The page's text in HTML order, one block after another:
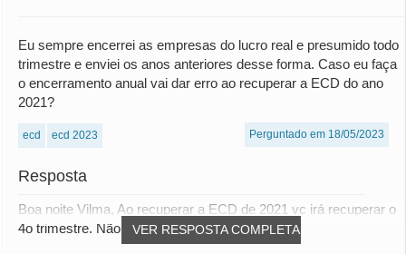
Eu sempre encerrei as empresas do lucro real e presumido todo
trimestre e enviei os anos anteriores desse forma. Caso eu faça
o encerramento anual vai dar erro ao recuperar a ECD do ano
2021?
ecd ecd 2023 Perguntado em 18/05/2023
Resposta
VER RESPOSTA COMPLETA
Boa noite Vilma, Ao recuperar a ECD de 2021 vc irá recuperar o
4o trimestre. Não haverá erro, mas as...